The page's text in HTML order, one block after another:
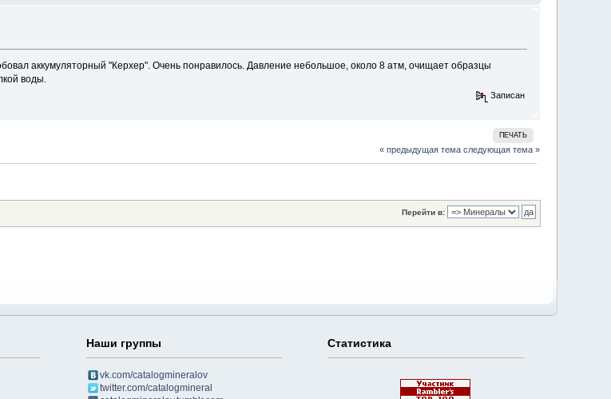
аккумуляторный "Керхер". Очень понравилось. Давление небольшое, около 8 атм, очищает образцы
воды.
Записан
ПЕЧАТЬ
« предыдущая тема следующая тема »
Перейти в:
Наши группы
vk.com/catalogmineralov
twitter.com/catalogmineral
Статистика